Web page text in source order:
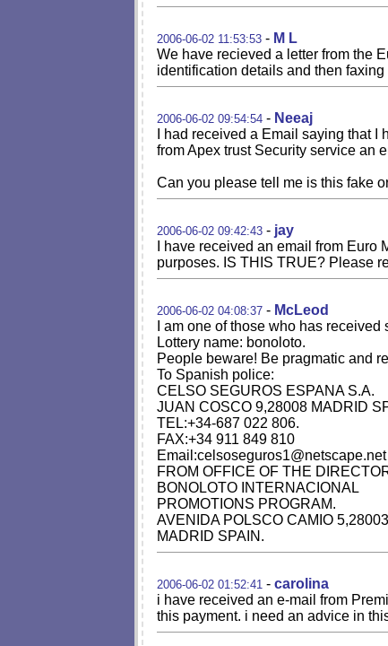
2006-06-02 11:53:53 - M L
We have recieved a letter from the
identification details and then
2006-06-02 09:54:54 - Neeaj
I had received a Email saying that
from Apex trust Security service an
Can you please tell me is this fake
2006-06-02 09:42:43 - jay
I have received an email from
purposes. IS THIS TRUE? Please
2006-06-02 04:08:37 - McLeod
I am one of those who has received
Lottery name: bonoloto.
People beware! Be pragmatic and
To Spanish police:
CELSO SEGUROS ESPANA S.A.
JUAN COSCO 9,28008 MADRID
TEL:+34-687 022 806.
FAX:+34 911 849 810
Email:celsoseguros1@netscape.net
FROM OFFICE OF THE
BONOLOTO INTERNACIONAL
PROMOTIONS PROGRAM.
AVENIDA POLSCO CAMIO
MADRID SPAIN.
2006-06-02 01:52:41 - carolina
i have received an e-mail from
this payment. i need an advice in